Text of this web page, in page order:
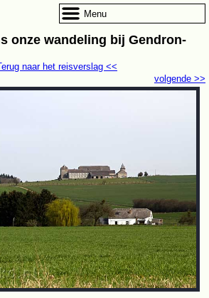
onze wandeling bij Gendron-
volgende >>
naar het reisverslag <<
Menu